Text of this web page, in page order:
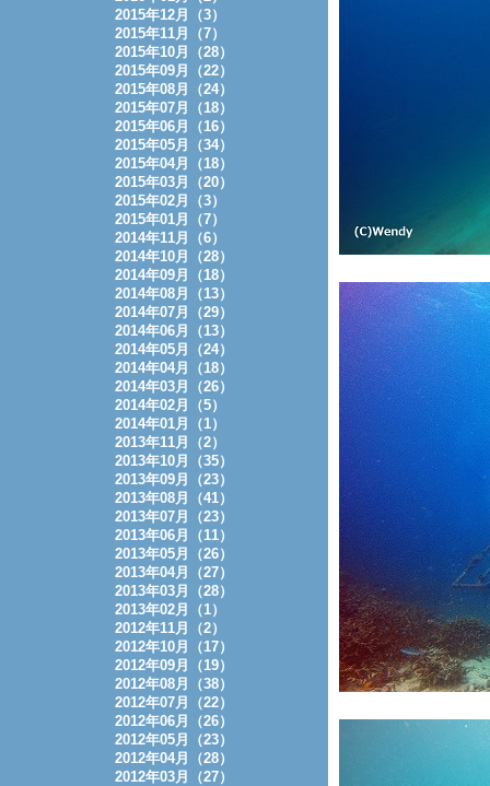
2015年12月（3）
2015年11月（7）
2015年10月（28）
2015年09月（22）
2015年08月（24）
2015年07月（18）
2015年06月（16）
2015年05月（34）
2015年04月（18）
2015年03月（20）
2015年02月（3）
2015年01月（7）
2014年11月（6）
2014年10月（28）
2014年09月（18）
2014年08月（13）
2014年07月（29）
2014年06月（13）
2014年05月（24）
2014年04月（18）
2014年03月（26）
2014年02月（5）
2014年01月（1）
2013年11月（2）
2013年10月（35）
2013年09月（23）
2013年08月（41）
2013年07月（23）
2013年06月（11）
2013年05月（26）
2013年04月（27）
2013年03月（28）
2013年02月（1）
2012年11月（2）
2012年10月（17）
2012年09月（19）
2012年08月（38）
2012年07月（22）
2012年06月（26）
2012年05月（23）
2012年04月（28）
2012年03月（27）